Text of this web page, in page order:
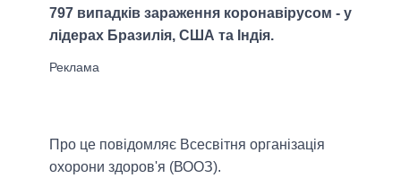
797 випадків зараження коронавірусом - у
лідерах Бразилія, США та Індія.
Про це повідомляє Всесвітня організація
охорони здоров'я (ВООЗ).